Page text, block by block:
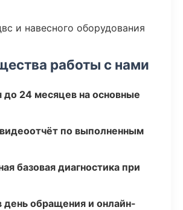
и навесного оборудования
работы с нами
до 24 месяцев на основные
по выполненным
базовая диагностика при
день обращения и онлайн-